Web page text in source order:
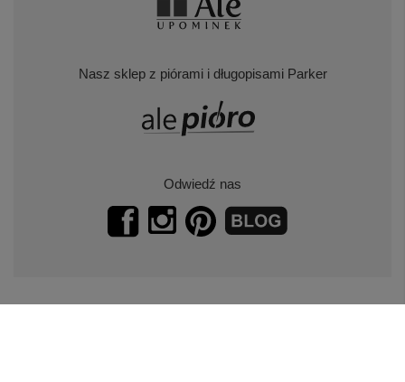
Nasz sklep z piórami i długopisami Parker
Odwiedź nas